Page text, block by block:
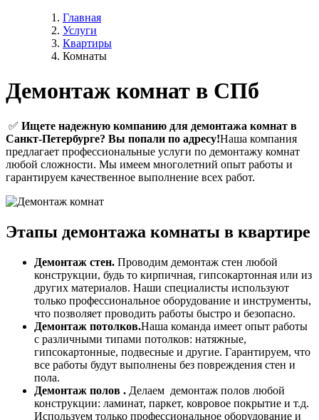
Главная
Услуги
Квартиры
Комнаты
Демонтаж комнат в СПб
✅ Ищете надежную компанию для демонтажа комнат в
Санкт-Петербурге? Вы попали по адресу!Наша компания
предлагает профессиональные услуги по демонтажу комнат
любой сложности. Мы имеем многолетний опыт работы и
гарантируем качественное выполнение всех работ.
Этапы демонтажа комнаты в квартире
Демонтаж стен. Проводим демонтаж стен любой
конструкции, будь то кирпичная, гипсокартонная или из
других материалов. Наши специалисты используют
только профессиональное оборудование и инструменты,
что позволяет проводить работы быстро и безопасно.
Демонтаж потолков.Наша команда имеет опыт работы
с различными типами потолков: натяжные,
гипсокартонные, подвесные и другие. Гарантируем, что
все работы будут выполнены без повреждения стен и
пола.
Демонтаж полов . Делаем демонтаж полов любой
конструкции: ламинат, паркет, ковровое покрытие и т.д.
Используем только профессиональное оборудование и